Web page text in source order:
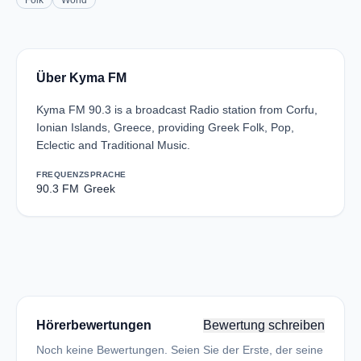
Über Kyma FM
Kyma FM 90.3 is a broadcast Radio station from Corfu,
Ionian Islands, Greece, providing Greek Folk, Pop,
Eclectic and Traditional Music.
FREQUENZ
90.3 FM
SPRACHE
Greek
Hörerbewertungen Bewertung schreiben
Noch keine Bewertungen. Seien Sie der Erste, der seine